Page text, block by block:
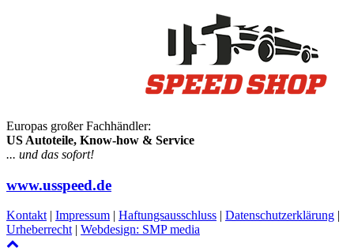
Europas großer Fachhändler:
US Autoteile, Know-how & Service
... und das sofort!
www.usspeed.de
Kontakt | Impressum | Haftungsausschluss | Datenschutzerklärung |
Urheberrecht | Webdesign: SMP media